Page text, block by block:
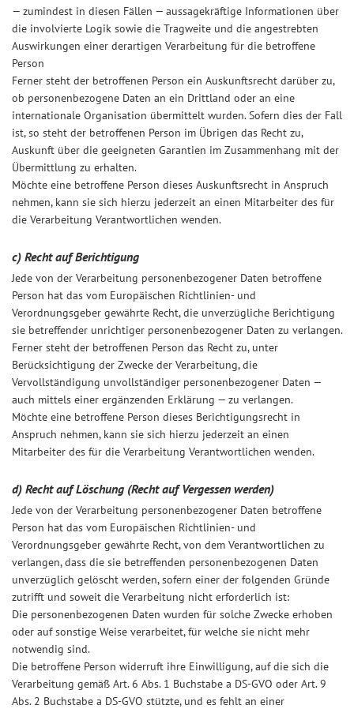
— zumindest in diesen Fällen — aussagekräftige Informationen über
die involvierte Logik sowie die Tragweite und die angestrebten
Auswirkungen einer derartigen Verarbeitung für die betroffene
Person
Ferner steht der betroffenen Person ein Auskunftsrecht darüber zu,
ob personenbezogene Daten an ein Drittland oder an eine
internationale Organisation übermittelt wurden. Sofern dies der Fall
ist, so steht der betroffenen Person im Übrigen das Recht zu,
Auskunft über die geeigneten Garantien im Zusammenhang mit der
Übermittlung zu erhalten.
Möchte eine betroffene Person dieses Auskunftsrecht in Anspruch
nehmen, kann sie sich hierzu jederzeit an einen Mitarbeiter des für
die Verarbeitung Verantwortlichen wenden.
c) Recht auf Berichtigung
Jede von der Verarbeitung personenbezogener Daten betroffene
Person hat das vom Europäischen Richtlinien- und
Verordnungsgeber gewährte Recht, die unverzügliche Berichtigung
sie betreffender unrichtiger personenbezogener Daten zu verlangen.
Ferner steht der betroffenen Person das Recht zu, unter
Berücksichtigung der Zwecke der Verarbeitung, die
Vervollständigung unvollständiger personenbezogener Daten —
auch mittels einer ergänzenden Erklärung — zu verlangen.
Möchte eine betroffene Person dieses Berichtigungsrecht in
Anspruch nehmen, kann sie sich hierzu jederzeit an einen
Mitarbeiter des für die Verarbeitung Verantwortlichen wenden.
d) Recht auf Löschung (Recht auf Vergessen werden)
Jede von der Verarbeitung personenbezogener Daten betroffene
Person hat das vom Europäischen Richtlinien- und
Verordnungsgeber gewährte Recht, von dem Verantwortlichen zu
verlangen, dass die sie betreffenden personenbezogenen Daten
unverzüglich gelöscht werden, sofern einer der folgenden Gründe
zutrifft und soweit die Verarbeitung nicht erforderlich ist:
Die personenbezogenen Daten wurden für solche Zwecke erhoben
oder auf sonstige Weise verarbeitet, für welche sie nicht mehr
notwendig sind.
Die betroffene Person widerruft ihre Einwilligung, auf die sich die
Verarbeitung gemäß Art. 6 Abs. 1 Buchstabe a DS-GVO oder Art. 9
Abs. 2 Buchstabe a DS-GVO stützte, und es fehlt an einer